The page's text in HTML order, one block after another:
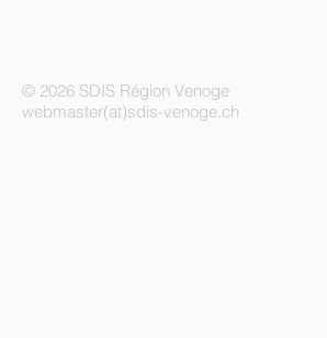
© 2026 SDIS Région Venoge
webmaster(at)sdis-venoge.ch